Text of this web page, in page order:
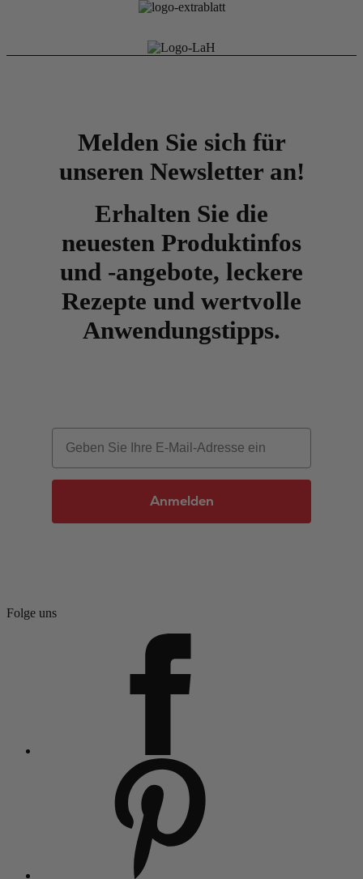
Melden Sie sich für
unseren Newsletter an!
Erhalten Sie die
neuesten Produktinfos
und -angebote, leckere
Rezepte und wertvolle
Anwendungstipps.
Email
Anmelden
Folge uns